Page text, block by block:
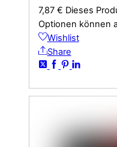
7,87 € Dieses
Optionen können
Wishlist
Share